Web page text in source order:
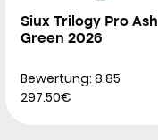
Siux Trilogy Pro Ash
Green 2026
Bewertung: 8.85
297.50€